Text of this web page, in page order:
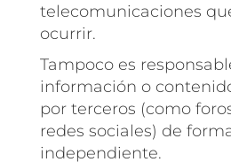
telecomunicaciones
ocurrir.
Tampoco es
información o
por terceros (como
redes sociales) de
independiente.